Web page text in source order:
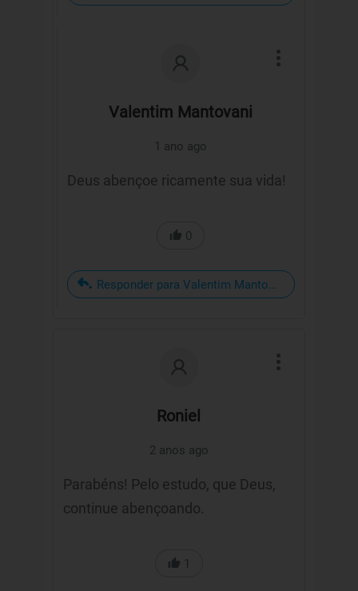
Valentim Mantovani
1 ano ago
Deus abençoe ricamente sua vida!
0
Responder para Valentim Mantovani
Roniel
2 anos ago
Parabéns! Pelo estudo, que Deus,
continue abençoando.
1